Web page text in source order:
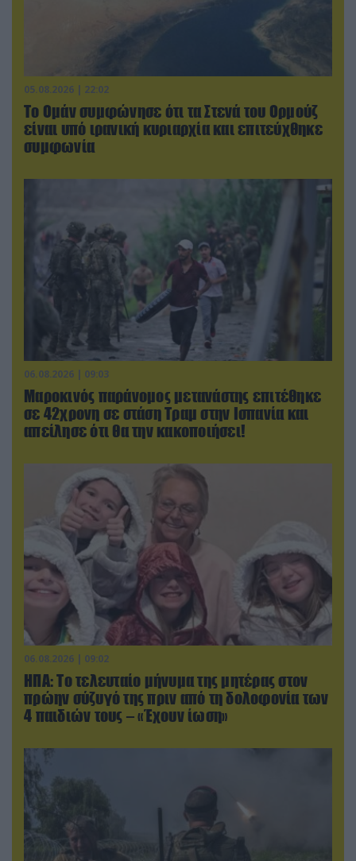
05.08.2026 | 22:02
Το Ομάν συμφώνησε ότι τα Στενά του Ορμούζ
είναι υπό ιρανική κυριαρχία και επιτεύχθηκε
συμφωνία
06.08.2026 | 09:03
Μαροκινός παράνομος μετανάστης επιτέθηκε
σε 42χρονη σε στάση Τραμ στην Ισπανία και
απείλησε ότι θα την κακοποιήσει!
06.08.2026 | 09:02
ΗΠΑ: Το τελευταίο μήνυμα της μητέρας στον
πρώην σύζυγό της πριν από τη δολοφονία των
4 παιδιών τους – «Έχουν ίωση»